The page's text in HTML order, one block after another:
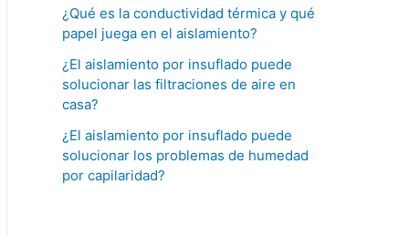
¿Qué es la conductividad térmica y qué
papel juega en el aislamiento?
¿El aislamiento por insuflado puede
solucionar las filtraciones de aire en
casa?
¿El aislamiento por insuflado puede
solucionar los problemas de humedad
por capilaridad?